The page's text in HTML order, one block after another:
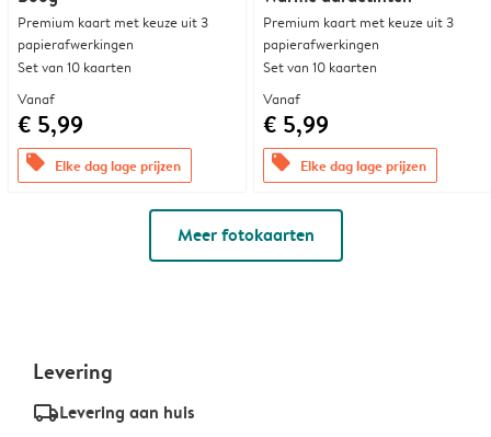
Premium kaart met keuze uit 3
papierafwerkingen
Set van 10 kaarten
Vanaf
€ 5,99
offers Elke dag lage prijzen
Premium kaart met keuze uit 3
papierafwerkingen
Set van 10 kaarten
Vanaf
€ 5,99
offers Elke dag lage prijzen
Meer fotokaarten
Levering
delivery_standard_v2Levering aan huis